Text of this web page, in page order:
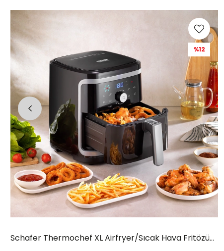
Schafer Kitchenhouse Termos 2 L-Inox
%14